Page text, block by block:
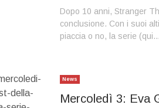
Dopo 10 anni, Stranger
conclusione. Con i suoi
piaccia o no, la serie (qui…
News
Mercoledì 3: Eva